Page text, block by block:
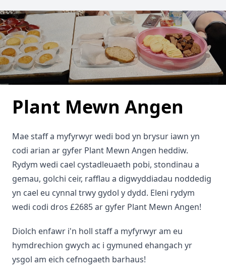
Plant Mewn Angen
Mae staff a myfyrwyr wedi bod yn brysur iawn yn
codi arian ar gyfer Plant Mewn Angen heddiw.
Rydym wedi cael cystadleuaeth pobi, stondinau a
gemau, golchi ceir, rafflau a digwyddiadau noddedig
yn cael eu cynnal trwy gydol y dydd. Eleni rydym
wedi codi dros £2685 ar gyfer Plant Mewn Angen!
Diolch enfawr i'n holl staff a myfyrwyr am eu
hymdrechion gwych ac i gymuned ehangach yr
ysgol am eich cefnogaeth barhaus!